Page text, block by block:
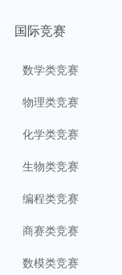
国际竞赛
数学类竞赛
物理类竞赛
化学类竞赛
生物类竞赛
编程类竞赛
商赛类竞赛
数模类竞赛